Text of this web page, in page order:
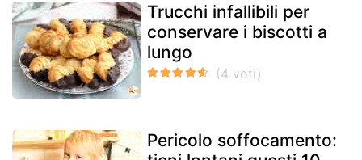
Trucchi infallibili per
conservare i biscotti a
lungo
Pericolo soffocamento: